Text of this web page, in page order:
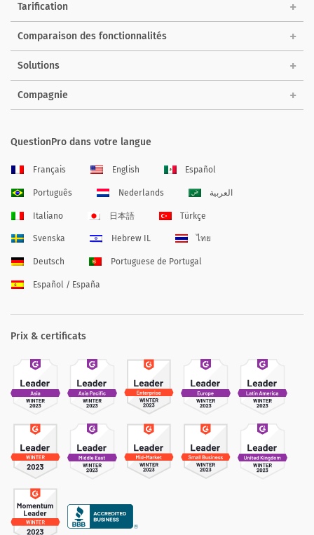
Tarification
Comparaison des fonctionnalités
Solutions
Compagnie
QuestionPro dans votre langue
Français English Español
Português Nederlands العربية
Italiano 日本語 Türkçe
Svenska Hebrew IL ไทย
Deutsch Portuguese de Portugal
Español / España
Prix & certificats